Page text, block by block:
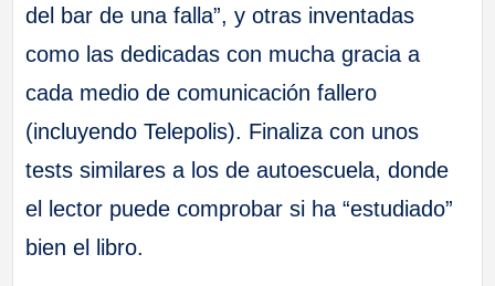
del bar de una falla”, y otras inventadas
como las dedicadas con mucha gracia a
cada medio de comunicación fallero
(incluyendo Telepolis). Finaliza con unos
tests similares a los de autoescuela, donde
el lector puede comprobar si ha “estudiado”
bien el libro.